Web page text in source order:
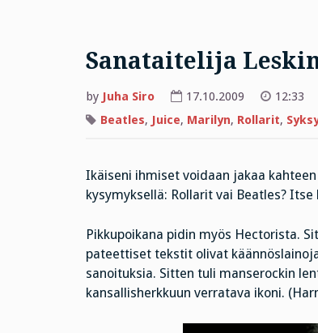
Sanataitelija
by Juha Siro 17.10.2009 12:33
Beatles, Juice, Marilyn, Rollarit,
Ikäiseni ihmiset voidaan jakaa
kysymyksellä: Rollarit vai Beatles?
Pikkupoikana pidin myös Hectorista.
pateettiset tekstit olivat
sanoituksia. Sitten tuli manserockin
kansallisherkkuun verratava ikoni.